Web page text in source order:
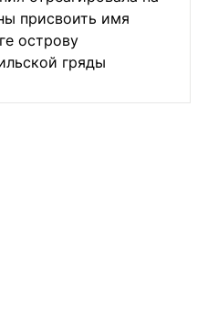
присвоить имя
острову
гряды